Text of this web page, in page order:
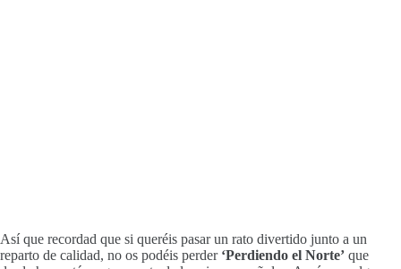
Así que recordad que si queréis pasar un rato divertido junto a un
reparto de calidad, no os podéis perder ‘Perdiendo el Norte’ que